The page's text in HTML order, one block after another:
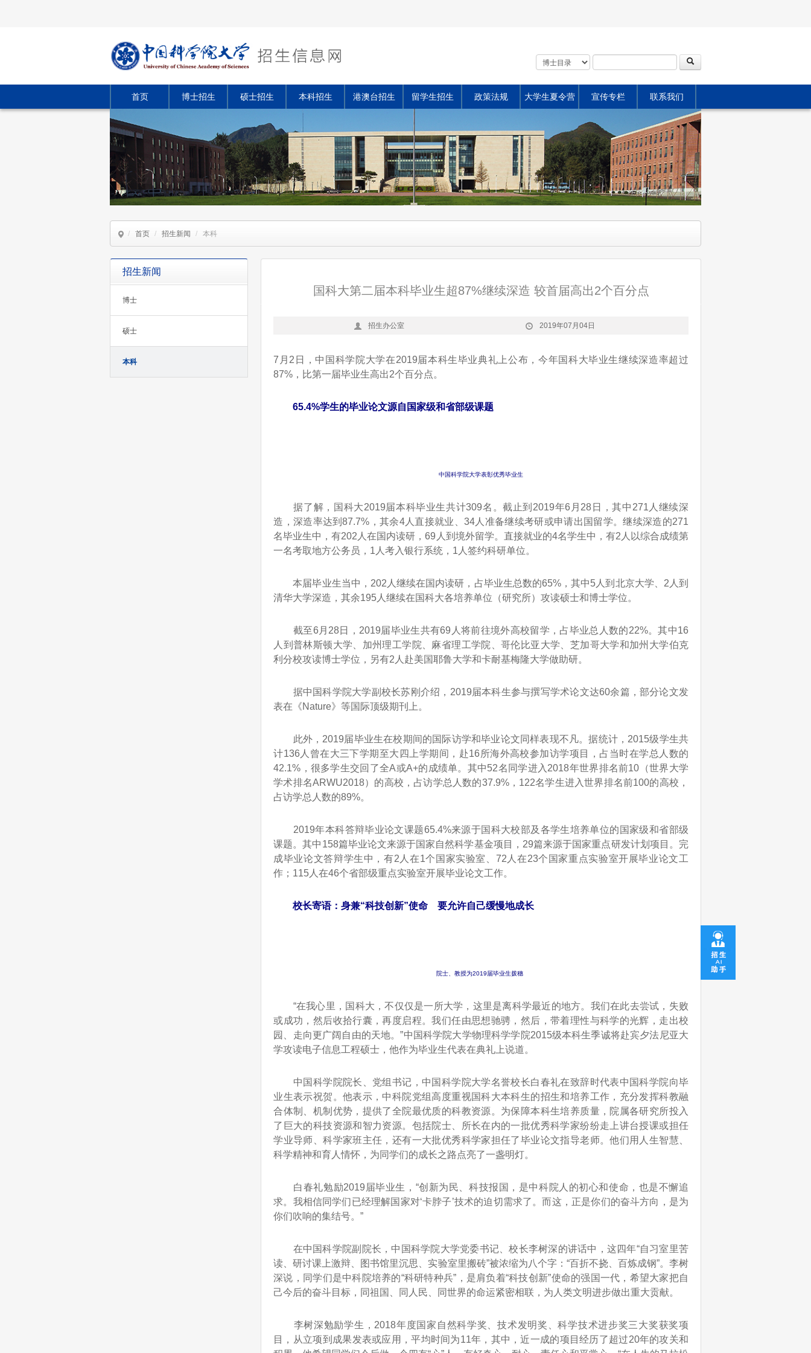
首页 博士招生 硕士招生 本科招生 港澳台招生 留学生招生 政策法规 大学生夏令营 宣传专栏 联系我们
/ 首页 / 招生新闻 / 本科
招生新闻
博士
硕士
本科
国科大第二届本科毕业生超87%继续深造 较首届高出2个百分点
招生办公室 2019年07月04日
7月2日，中国科学院大学在2019届本科生毕业典礼上公布，今年国科大毕业生继续深造率超过
87%，比第一届毕业生高出2个百分点。
65.4%学生的毕业论文源自国家级和省部级课题
中国科学院大学表彰优秀毕业生
据了解，国科大2019届本科毕业生共计309名。截止到2019年6月28日，其中271人继续深
造，深造率达到87.7%，其余4人直接就业、34人准备继续考研或申请出国留学。继续深造的271
名毕业生中，有202人在国内读研，69人到境外留学。直接就业的4名学生中，有2人以综合成绩第
一名考取地方公务员，1人考入银行系统，1人签约科研单位。
本届毕业生当中，202人继续在国内读研，占毕业生总数的65%，其中5人到北京大学、2人到
清华大学深造，其余195人继续在国科大各培养单位（研究所）攻读硕士和博士学位。
截至6月28日，2019届毕业生共有69人将前往境外高校留学，占毕业总人数的22%。其中16
人到普林斯顿大学、加州理工学院、麻省理工学院、哥伦比亚大学、芝加哥大学和加州大学伯克
利分校攻读博士学位，另有2人赴美国耶鲁大学和卡耐基梅隆大学做助研。
据中国科学院大学副校长苏刚介绍，2019届本科生参与撰写学术论文达60余篇，部分论文发
表在《Nature》等国际顶级期刊上。
此外，2019届毕业生在校期间的国际访学和毕业论文同样表现不凡。据统计，2015级学生共
计136人曾在大三下学期至大四上学期间，赴16所海外高校参加访学项目，占当时在学总人数的
42.1%，很多学生交回了全A或A+的成绩单。其中52名同学进入2018年世界排名前10（世界大学
学术排名ARWU2018）的高校，占访学总人数的37.9%，122名学生进入世界排名前100的高校，
占访学总人数的89%。
2019年本科答辩毕业论文课题65.4%来源于国科大校部及各学生培养单位的国家级和省部级
课题。其中158篇毕业论文来源于国家自然科学基金项目，29篇来源于国家重点研发计划项目。完
成毕业论文答辩学生中，有2人在1个国家实验室、72人在23个国家重点实验室开展毕业论文工
作；115人在46个省部级重点实验室开展毕业论文工作。
校长寄语：身兼“科技创新”使命 要允许自己缓慢地成长
院士、教授为2019届毕业生拨穗
“在我心里，国科大，不仅仅是一所大学，这里是离科学最近的地方。我们在此去尝试，失败
或成功，然后收拾行囊，再度启程。我们任由思想驰骋，然后，带着理性与科学的光辉，走出校
园、走向更广阔自由的天地。”中国科学院大学物理科学学院2015级本科生季诚将赴宾夕法尼亚大
学攻读电子信息工程硕士，他作为毕业生代表在典礼上说道。
中国科学院院长、党组书记，中国科学院大学名誉校长白春礼在致辞时代表中国科学院向毕
业生表示祝贺。他表示，中科院党组高度重视国科大本科生的招生和培养工作，充分发挥科教融
合体制、机制优势，提供了全院最优质的科教资源。为保障本科生培养质量，院属各研究所投入
了巨大的科技资源和智力资源。包括院士、所长在内的一批优秀科学家纷纷走上讲台授课或担任
学业导师、科学家班主任，还有一大批优秀科学家担任了毕业论文指导老师。他们用人生智慧、
科学精神和育人情怀，为同学们的成长之路点亮了一盏明灯。
白春礼勉励2019届毕业生，“创新为民、科技报国，是中科院人的初心和使命，也是不懈追
求。我相信同学们已经理解国家对‘卡脖子’技术的迫切需求了。而这，正是你们的奋斗方向，是为
你们吹响的集结号。”
在中国科学院副院长，中国科学院大学党委书记、校长李树深的讲话中，这四年“自习室里苦
读、研讨课上激辩、图书馆里沉思、实验室里搬砖”被浓缩为八个字：“百折不挠、百炼成钢”。李树
深说，同学们是中科院培养的“科研特种兵”，是肩负着“科技创新”使命的强国一代，希望大家把自
己今后的奋斗目标，同祖国、同人民、同世界的命运紧密相联，为人类文明进步做出重大贡献。
李树深勉励学生，2018年度国家自然科学奖、技术发明奖、科学技术进步奖三大奖获奖项
目，从立项到成果发表或应用，平均时间为11年，其中，近一成的项目经历了超过20年的攻关和